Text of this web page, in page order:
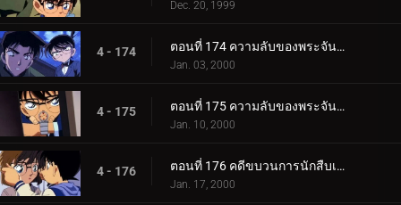
Dec. 20, 1999
4 - 174 ตอนที่ 174 ความลับของพระจันทร์กับดวงดาวและพระอาทิตย์ (ตอนแรก)
Jan. 03, 2000
4 - 175 ตอนที่ 175 ความลับของพระจันทร์กับดวงดาวและพระอาทิตย์ (ตอนจบ)
Jan. 10, 2000
4 - 176 ตอนที่ 176 คดีขบวนการนักสืบเยาวชนหายตัว
Jan. 17, 2000